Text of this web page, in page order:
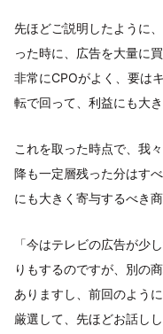
先ほどご説明したように
った時に、広告を大量に
非常にCPOがよく、要は
転で回って、利益にも大
これを取った時点で、我
降も一定層残った分はす
にも大きく寄与するべき
「今はテレビの広告が少
りもするのですが、別の
ありますし、前回のよう
厳選して、先ほどお話し